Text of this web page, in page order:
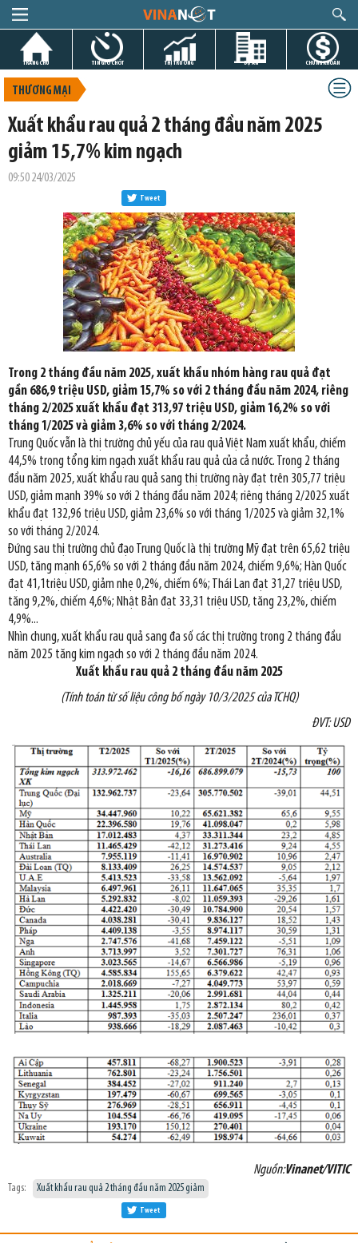
TRANG CHỦ TIN GIỜ CHÓT THỊ TRƯỜNG DỰ ÁN CHỨNG KHOÁN
THƯƠNG MẠI
Xuất khẩu rau quả 2 tháng đầu năm 2025
giảm 15,7% kim ngạch
09:50 24/03/2025
Tweet
Trong 2 tháng đầu năm 2025, xuất khẩu nhóm hàng rau quả đạt
gần 686,9 triệu USD, giảm 15,7% so với 2 tháng đầu năm 2024, riêng
tháng 2/2025 xuất khẩu đạt 313,97 triệu USD, giảm 16,2% so với
tháng 1/2025 và giảm 3,6% so với tháng 2/2024.
Trung Quốc vẫn là thị trường chủ yếu của rau quả Việt Nam xuất khẩu, chiếm
44,5% trong tổng kim ngạch xuất khẩu rau quả của cả nước. Trong 2 tháng
đầu năm 2025, xuất khẩu rau quả sang thị trường này đạt trên 305,77 triệu
USD, giảm mạnh 39% so với 2 tháng đầu năm 2024; riêng tháng 2/2025 xuất
khẩu đạt 132,96 triệu USD, giảm 23,6% so với tháng 1/2025 và giảm 32,1%
so với tháng 2/2024.
Đứng sau thị trường chủ đạo Trung Quốc là thị trường Mỹ đạt trên 65,62 triệu
USD, tăng mạnh 65,6% so với 2 tháng đầu năm 2024, chiếm 9,6%; Hàn Quốc
đạt 41,1triệu USD, giảm nhẹ 0,2%, chiếm 6%; Thái Lan đạt 31,27 triệu USD,
tăng 9,2%, chiếm 4,6%; Nhật Bản đạt 33,31 triệu USD, tăng 23,2%, chiếm
4,9%...
Nhìn chung, xuất khẩu rau quả sang đa số các thị trường trong 2 tháng đầu
năm 2025 tăng kim ngạch so với 2 tháng đầu năm 2024.
Xuất khẩu rau quả 2 tháng đầu năm 2025
(Tính toán từ số liệu công bố ngày 10/3/2025 của TCHQ)
ĐVT: USD
Nguồn:Vinanet/VITIC
Tags: Xuất khẩu rau quả 2 tháng đầu năm 2025 giảm
Tweet